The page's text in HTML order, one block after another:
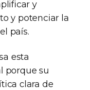
y
y potenciar la
país.
esta
porque su
clara de